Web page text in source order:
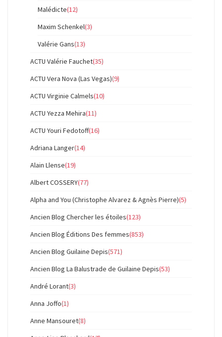
Malédicte(12)
Maxim Schenkel(3)
Valérie Gans(13)
ACTU Valérie Fauchet(35)
ACTU Vera Nova (Las Vegas)(9)
ACTU Virginie Calmels(10)
ACTU Yezza Mehira(11)
ACTU Youri Fedotoff(16)
Adriana Langer(14)
Alain Llense(19)
Albert COSSERY(77)
Alpha and You (Christophe Alvarez & Agnès Pierre)(5)
Ancien Blog Chercher les étoiles(123)
Ancien Blog Éditions Des femmes(853)
Ancien Blog Guilaine Depis(571)
Ancien Blog La Balustrade de Guilaine Depis(53)
André Lorant(3)
Anna Joffo(1)
Anne Mansouret(8)